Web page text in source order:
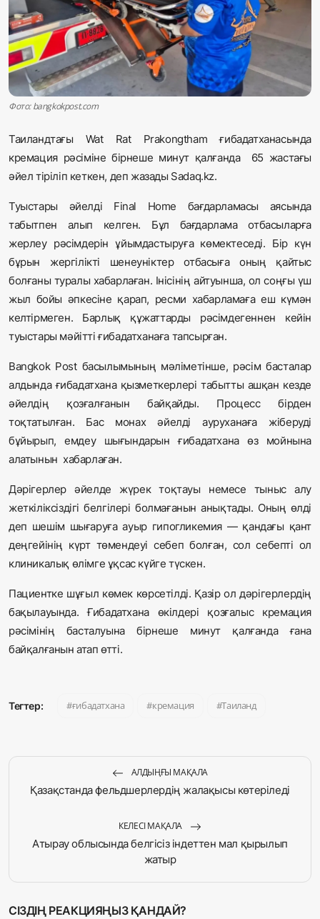
Жаңалықтар
Қоғам
Спорт
Журналистік зерттеу
Қазақ тілі
Фото: bangkokpost.com
Таиландтағы Wat Rat Prakongtham ғибадатханасында
кремация рәсіміне бірнеше минут қалғанда 65 жастағы
әйел тіріліп кеткен, деп жазады Sadaq.kz.
Туыстары әйелді Final Home бағдарламасы аясында
табытпен алып келген. Бұл бағдарлама отбасыларға
жерлеу рәсімдерін ұйымдастыруға көмектеседі. Бір күн
бұрын жергілікті шенеуніктер отбасыға оның қайтыс
болғаны туралы хабарлаған. Інісінің айтуынша, ол соңғы үш
жыл бойы әпкесіне қарап, ресми хабарламаға еш күмән
келтірмеген. Барлық құжаттарды рәсімдегеннен кейін
туыстары мәйітті ғибадатханаға тапсырған.
Bangkok Post басылымының мәліметінше, рәсім басталар
алдында ғибадатхана қызметкерлері табытты ашқан кезде
әйелдің қозғалғанын байқайды. Процесс бірден
тоқтатылған. Бас монах әйелді ауруханаға жіберуді
бұйырып, емдеу шығындарын ғибадатхана өз мойнына
алатынын хабарлаған.
Дәрігерлер әйелде жүрек тоқтауы немесе тыныс алу
жеткіліксіздігі белгілері болмағанын анықтады. Оның өлді
деп шешім шығаруға ауыр гипогликемия — қандағы қант
деңгейінің күрт төмендеуі себеп болған, сол себепті ол
клиникалық өлімге ұқсас күйге түскен.
Пациентке шұғыл көмек көрсетілді. Қазір ол дәрігерлердің
бақылауында. Ғибадатхана өкілдері қозғалыс кремация
рәсімінің басталуына бірнеше минут қалғанда ғана
байқалғанын атап өтті.
Тегтер: ғибадатхана кремация Таиланд
АЛДЫҢҒЫ МАҚАЛА
Қазақстанда фельдшерлердің жалақысы көтеріледі
КЕЛЕСІ МАҚАЛА
Атырау облысында белгісіз індеттен мал қырылып
жатыр
СІЗДІҢ РЕАКЦИЯҢЫЗ ҚАНДАЙ?